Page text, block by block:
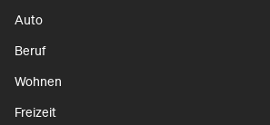
Auto
Beruf
Wohnen
Freizeit